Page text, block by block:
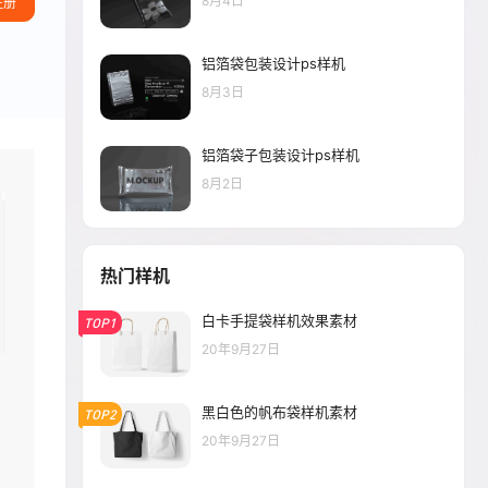
铝箔袋包装设计ps样机
8月3日
铝箔袋子包装设计ps样机
8月2日
热门样机
TOP1 白卡手提袋样机效果素材
20年9月27日
TOP2 黑白色的帆布袋样机素材
20年9月27日